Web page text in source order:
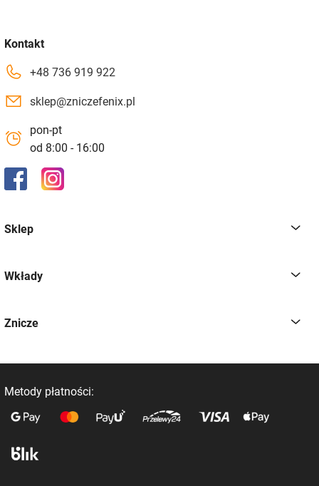
Kontakt
+48 736 919 922
sklep@zniczefenix.pl
pon-pt
od 8:00 - 16:00
Sklep
Wkłady
Znicze
Metody płatności: